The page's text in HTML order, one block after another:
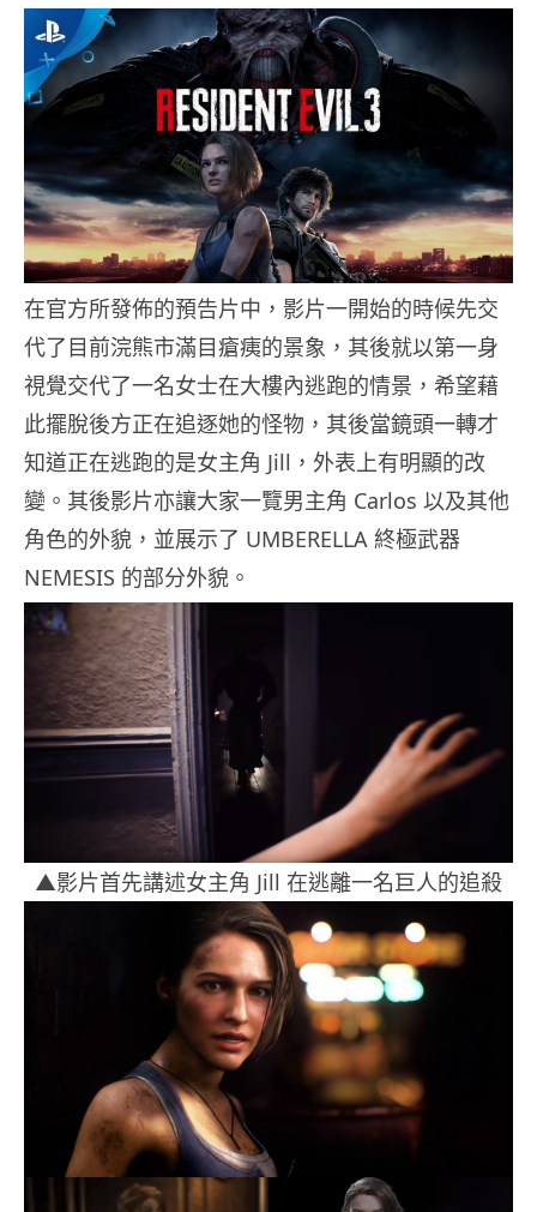
在官方所發佈的預告片中，影片一開始的時候先交
代了目前浣熊市滿目瘡痍的景象，其後就以第一身
視覺交代了一名女士在大樓內逃跑的情景，希望藉
此擺脫後方正在追逐她的怪物，其後當鏡頭一轉才
知道正在逃跑的是女主角 Jill，外表上有明顯的改
變。其後影片亦讓大家一覽男主角 Carlos 以及其他
角色的外貌，並展示了 UMBERELLA 終極武器
NEMESIS 的部分外貌。
▲影片首先講述女主角 Jill 在逃離一名巨人的追殺